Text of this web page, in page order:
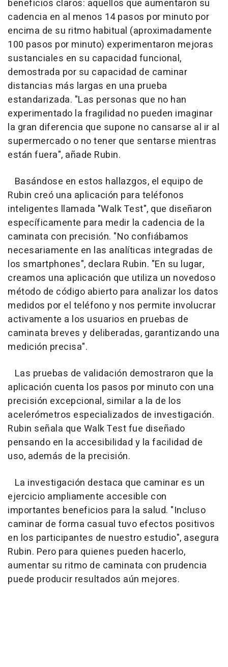
beneficios claros: aquellos que aumentaron su
cadencia en al menos 14 pasos por minuto por
encima de su ritmo habitual (aproximadamente
100 pasos por minuto) experimentaron mejoras
sustanciales en su capacidad funcional,
demostrada por su capacidad de caminar
distancias más largas en una prueba
estandarizada. "Las personas que no han
experimentado la fragilidad no pueden imaginar
la gran diferencia que supone no cansarse al ir al
supermercado o no tener que sentarse mientras
están fuera", añade Rubin.
Basándose en estos hallazgos, el equipo de
Rubin creó una aplicación para teléfonos
inteligentes llamada "Walk Test", que diseñaron
específicamente para medir la cadencia de la
caminata con precisión. "No confiábamos
necesariamente en las analíticas integradas de
los smartphones", declara Rubin. "En su lugar,
creamos una aplicación que utiliza un novedoso
método de código abierto para analizar los datos
medidos por el teléfono y nos permite involucrar
activamente a los usuarios en pruebas de
caminata breves y deliberadas, garantizando una
medición precisa".
Las pruebas de validación demostraron que la
aplicación cuenta los pasos por minuto con una
precisión excepcional, similar a la de los
acelerómetros especializados de investigación.
Rubin señala que Walk Test fue diseñado
pensando en la accesibilidad y la facilidad de
uso, además de la precisión.
La investigación destaca que caminar es un
ejercicio ampliamente accesible con
importantes beneficios para la salud. "Incluso
caminar de forma casual tuvo efectos positivos
en los participantes de nuestro estudio", asegura
Rubin. Pero para quienes pueden hacerlo,
aumentar su ritmo de caminata con prudencia
puede producir resultados aún mejores.